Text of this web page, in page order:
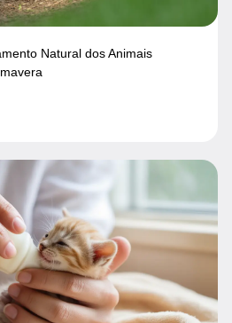
Natural dos Animais